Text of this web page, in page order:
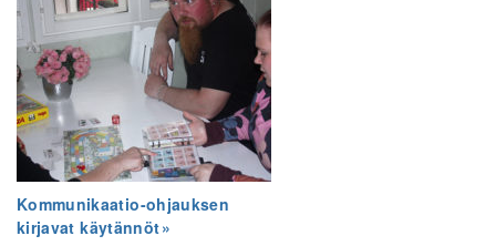
Kommunikaatio-ohjauksen
kirjavat käytännöt